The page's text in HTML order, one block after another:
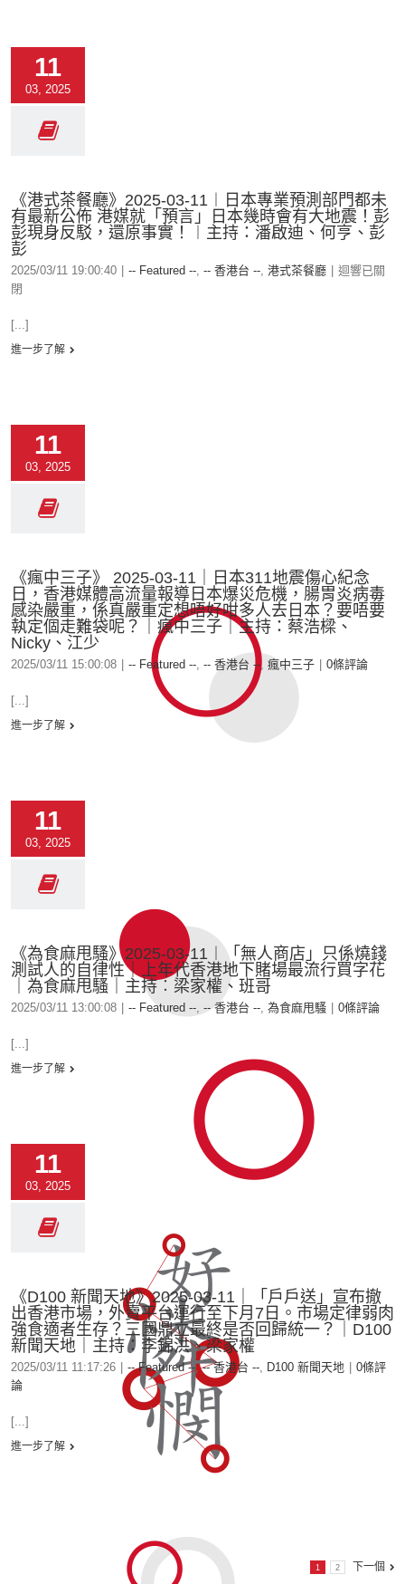
11
03, 2025
《港式茶餐廳》2025-03-11︱日本專業預測部門都未
有最新公佈 港媒就「預言」日本幾時會有大地震！彭
彭現身反駁，還原事實！︱主持：潘啟迪、何亨、彭
彭
2025/03/11 19:00:40 -- Featured --, -- 香港台 --, 港式茶餐廳
迴響已關
閉
[...]
進一步了解
11
03, 2025
《瘋中三子》 2025-03-11｜日本311地震傷心紀念
日，香港媒體高流量報導日本爆災危機，腸胃炎病毒
感染嚴重，係真嚴重定想唔好咁多人去日本？要唔要
執定個走難袋呢？｜瘋中三子｜主持：蔡浩樑、
Nicky、江少
2025/03/11 15:00:08 -- Featured --, -- 香港台 --, 瘋中三子 0條評論
[...]
進一步了解
11
03, 2025
《為食麻甩騷》2025-03-11︱「無人商店」只係燒錢
測試人的自律性｜上年代香港地下賭場最流行買字花
｜為食麻甩騷｜主持︰梁家權、班哥
2025/03/11 13:00:08 -- Featured --, -- 香港台 --, 為食麻甩騷 0條評論
[...]
進一步了解
11
03, 2025
《D100 新聞天地》2025-03-11｜「戶戶送」宣布撤
出香港市場，外賣平台運行至下月7日。市場定律弱肉
強食適者生存？三國鼎立最終是否回歸統一？｜D100
新聞天地｜主持：李錦洪、梁家權
2025/03/11 11:17:26 -- Featured --,-- 香港台 --, D100 新聞天地
0條評
論
[...]
進一步了解
1 2 下一個